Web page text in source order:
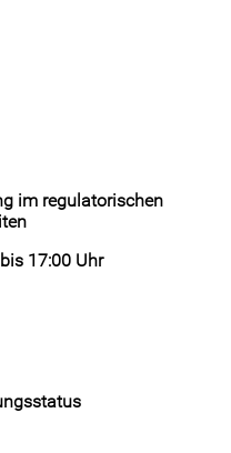
im regulatorischen
17:00 Uhr